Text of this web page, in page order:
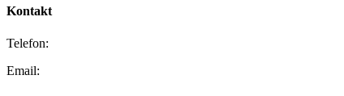
Kontakt
Telefon:
Email: